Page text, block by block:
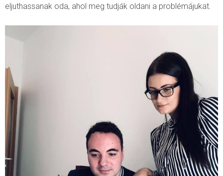
eljuthassanak oda, ahol meg tudják oldani a problémájukat.